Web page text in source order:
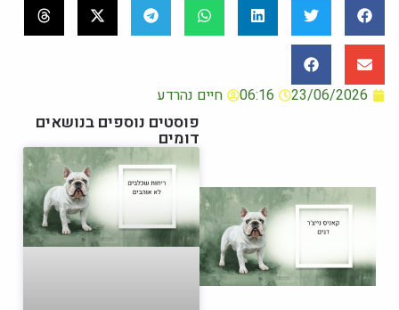
23/06/2026
06:16 חיים נהרדע
פוסטים נוספים בנושאים
דומים